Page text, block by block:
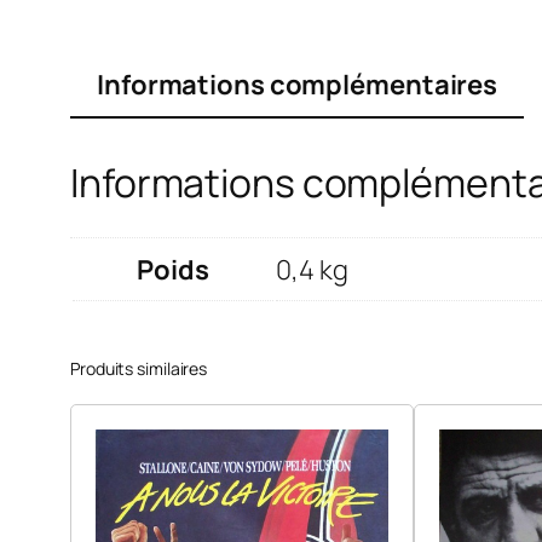
Informations complémentaires
Informations
Poids 0,4 kg
Produits similaires